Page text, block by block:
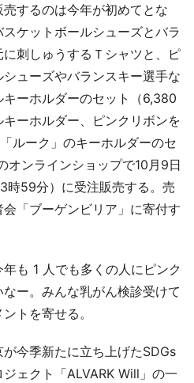
するのは今年が初めてとな
ケットボールシューズとバラ
刺しゅうするＴシャツと、ピ
ューズやバランスキー選手な
ーホルダーのセット（6,380
ーホルダー、ピンクリボンを
ルーク」のキーホルダーのセ
オンラインショップで10月9日
時59分）に受注販売する。売
「ブーゲンビリア」に寄付す
も 1 人でも多くの人にピンク
ー。みんな乳がん検診受けて
トを寄せる。
今季新たに立ち上げたSDGs
ェクト「ALVARK Will」の一